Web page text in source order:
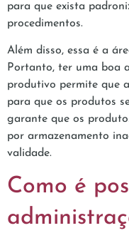
para que exista
procedimentos.
Além disso, essa é a
Portanto, ter uma boa
produtivo permite que
para que os produtos
garante que os
por armazenamento
validade.
Como é